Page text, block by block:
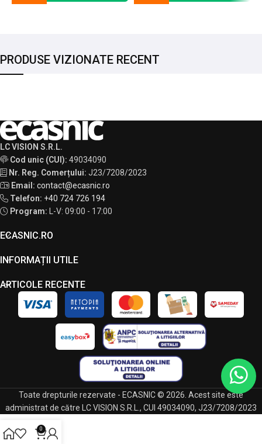
PRODUSE VIZIONATE RECENT
LC VISION S.R.L.
Cod unic (CUI): 49034090
Nr. Reg. Comerțului: J23/7208/2023
Email: contact@ecasnic.ro
Telefon: +40 724 726 194
Program:
L-V: 09:00 - 17:00
ECASNIC.RO
INFORMAȚII UTILE
ARTICOLE RECENTE
Toate drepturile rezervate - ECASNIC © 2026. Acest site este
administrat de către LC VISION S.R.L., CUI 49034090, J23/7208/2023
0